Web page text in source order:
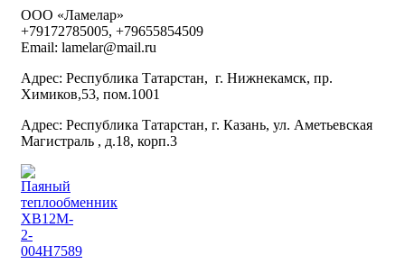
ООО «Ламелар»
+79172785005, +79655854509
Email: lamelar@mail.ru
Адрес: Республика Татарстан, г. Нижнекамск, пр.
Химиков,53, пом.1001
Адрес: Республика Татарстан, г. Казань, ул. Аметьевская
Магистраль , д.18, корп.3